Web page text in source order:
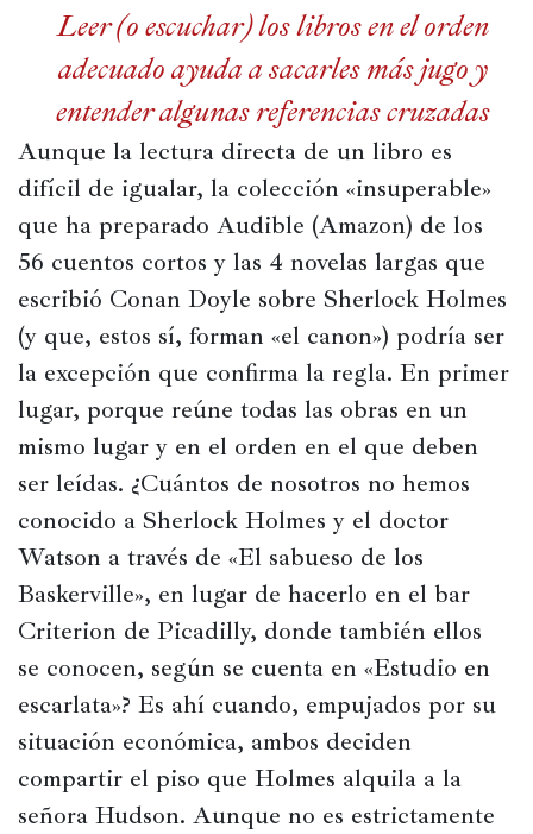
Leer (o escuchar) los libros en el orden
adecuado ayuda a sacarles más jugo y
entender algunas referencias cruzadas
Aunque la lectura directa de un libro es
difícil de igualar, la colección «insuperable»
que ha preparado Audible (Amazon) de los
56 cuentos cortos y las 4 novelas largas que
escribió Conan Doyle sobre Sherlock Holmes
(y que, estos sí, forman «el canon») podría ser
la excepción que confirma la regla. En primer
lugar, porque reúne todas las obras en un
mismo lugar y en el orden en el que deben
ser leídas. ¿Cuántos de nosotros no hemos
conocido a Sherlock Holmes y el doctor
Watson a través de «El sabueso de los
Baskerville», en lugar de hacerlo en el bar
Criterion de Picadilly, donde también ellos
se conocen, según se cuenta en «Estudio en
escarlata»? Es ahí cuando, empujados por su
situación económica, ambos deciden
compartir el piso que Holmes alquila a la
señora Hudson. Aunque no es estrictamente